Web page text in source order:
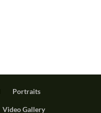
Portraits
Video Gallery